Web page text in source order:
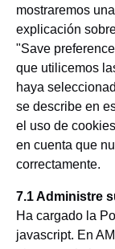
mostraremos
explicación
"Save
que utilicemos
haya
se describe en
el uso de
en cuenta que
correctamente.
7.1 Administre
Ha cargado la
javascript. En